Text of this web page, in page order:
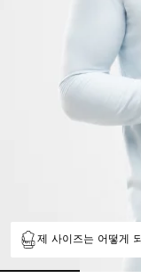
제 사이즈는 어떻게